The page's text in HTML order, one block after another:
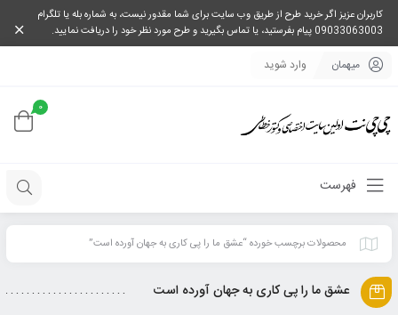
کاربران عزیز اگر خرید طرح از طریق وب سایت برای شما مقدور نیست، به شماره بله یا تلگرام
09033063003 پیام بفرستید، یا تماس بگیرید و طرح مورد نظر خود را دریافت نمایید.
میهمان وارد شوید
0
فهرست
محصولات برچسب خورده “عشق ما را پی کاری به جهان آورده است”
عشق ما را پی کاری به جهان آورده است